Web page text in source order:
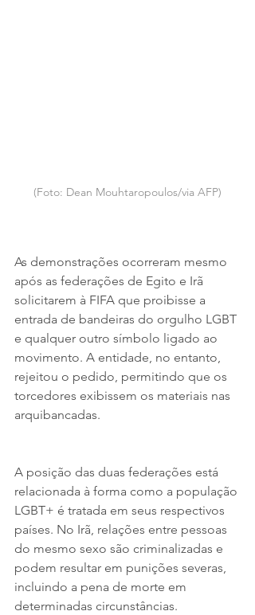
(Foto: Dean Mouhtaropoulos/via AFP)
As demonstrações ocorreram mesmo
após as federações de Egito e Irã
solicitarem à FIFA que proibisse a
entrada de bandeiras do orgulho LGBT
e qualquer outro símbolo ligado ao
movimento. A entidade, no entanto,
rejeitou o pedido, permitindo que os
torcedores exibissem os materiais nas
arquibancadas.
A posição das duas federações está
relacionada à forma como a população
LGBT+ é tratada em seus respectivos
países. No Irã, relações entre pessoas
do mesmo sexo são criminalizadas e
podem resultar em punições severas,
incluindo a pena de morte em
determinadas circunstâncias.